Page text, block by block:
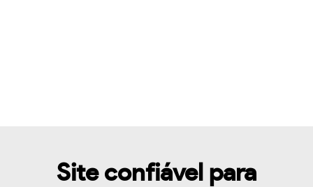
Site confiável para